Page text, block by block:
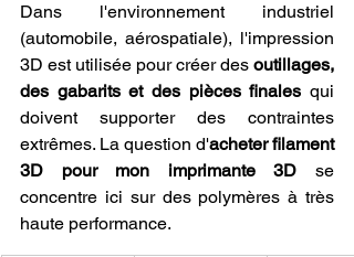
Dans l'environnement industriel
(automobile, aérospatiale), l'impression
3D est utilisée pour créer des outillages,
des gabarits et des pièces finales qui
doivent supporter des contraintes
extrêmes. La question d'acheter filament
3D pour mon imprimante 3D se
concentre ici sur des polymères à très
haute performance.